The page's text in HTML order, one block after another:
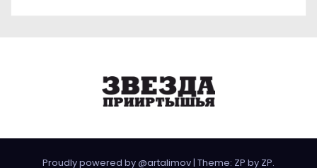
Proudly powered by @artalimov| Theme: ZP by ZP.